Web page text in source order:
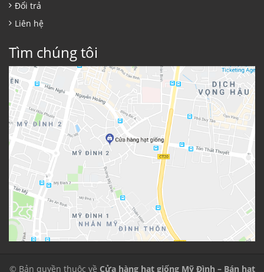
Đổi trả
Liên hệ
Tìm chúng tôi
© Bản quyền thuộc về Cửa hàng hạt giống Mỹ Đình – Bán hạt